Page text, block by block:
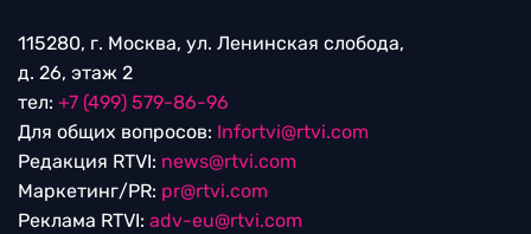
115280, г. Москва, ул. Ленинская слобода,
д. 26, этаж 2
тел: +7 (499) 579-86-96
Для общих вопросов: Infortvi@rtvi.com
Редакция RTVI: news@rtvi.com
Маркетинг/PR: pr@rtvi.com
Реклама RTVI: adv-eu@rtvi.com